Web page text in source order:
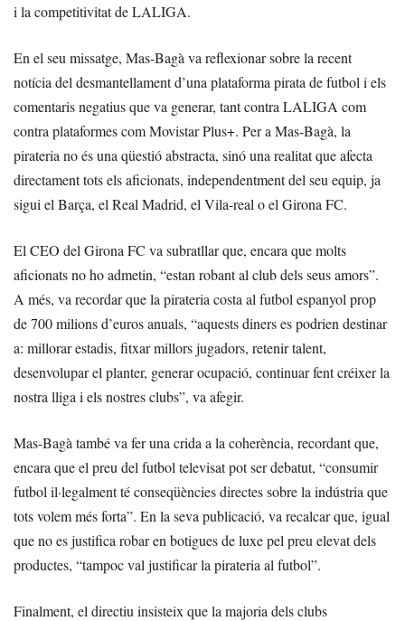
i la competitivitat de LALIGA.
En el seu missatge, Mas-Bagà va reflexionar sobre la recent
notícia del desmantellament d’una plataforma pirata de futbol i els
comentaris negatius que va generar, tant contra LALIGA com
contra plataformes com Movistar Plus+. Per a Mas-Bagà, la
pirateria no és una qüestió abstracta, sinó una realitat que afecta
directament tots els aficionats, independentment del seu equip, ja
sigui el Barça, el Real Madrid, el Vila-real o el Girona FC.
El CEO del Girona FC va subratllar que, encara que molts
aficionats no ho admetin, “estan robant al club dels seus amors”.
A més, va recordar que la pirateria costa al futbol espanyol prop
de 700 milions d’euros anuals, “aquests diners es podrien destinar
a: millorar estadis, fitxar millors jugadors, retenir talent,
desenvolupar el planter, generar ocupació, continuar fent créixer la
nostra lliga i els nostres clubs”, va afegir.
Mas-Bagà també va fer una crida a la coherència, recordant que,
encara que el preu del futbol televisat pot ser debatut, “consumir
futbol il·legalment té conseqüències directes sobre la indústria que
tots volem més forta”. En la seva publicació, va recalcar que, igual
que no es justifica robar en botigues de luxe pel preu elevat dels
productes, “tampoc val justificar la pirateria al futbol”.
Finalment, el directiu insisteix que la majoria dels clubs